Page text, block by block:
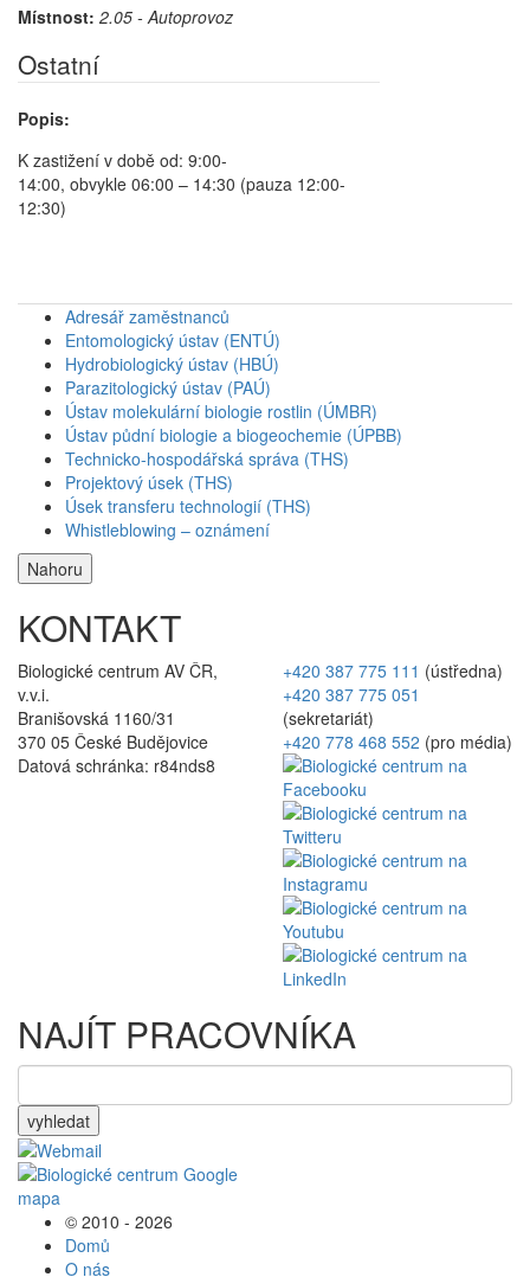
Místnost: 2.05 - Autoprovoz
Ostatní
Popis:
K zastižení v době od: 9:00-
14:00, obvykle 06:00 – 14:30 (pauza 12:00-
12:30)
Adresář zaměstnanců
Entomologický ústav (ENTÚ)
Hydrobiologický ústav (HBÚ)
Parazitologický ústav (PAÚ)
Ústav molekulární biologie rostlin (ÚMBR)
Ústav půdní biologie a biogeochemie (ÚPBB)
Technicko-hospodářská správa (THS)
Projektový úsek (THS)
Úsek transferu technologií (THS)
Whistleblowing – oznámení
Nahoru
KONTAKT
Biologické centrum AV ČR,
v.v.i.
Branišovská 1160/31
370 05 České Budějovice
Datová schránka: r84nds8
+420 387 775 111 (ústředna)
+420 387 775 051
(sekretariát)
+420 778 468 552 (pro média)
NAJÍT PRACOVNÍKA
vyhledat
© 2010 - 2026
Domů
O nás